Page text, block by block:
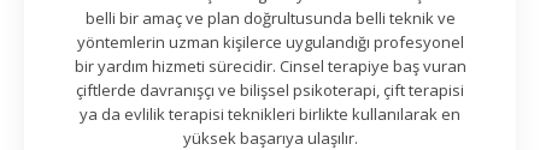
belli bir amaç ve plan doğrultusunda belli teknik ve
yöntemlerin uzman kişilerce uygulandığı profesyonel
bir yardım hizmeti sürecidir. Cinsel terapiye baş vuran
çiftlerde davranışçı ve bilişsel psikoterapi, çift terapisi
ya da evlilik terapisi teknikleri birlikte kullanılarak en
yüksek başarıya ulaşılır.